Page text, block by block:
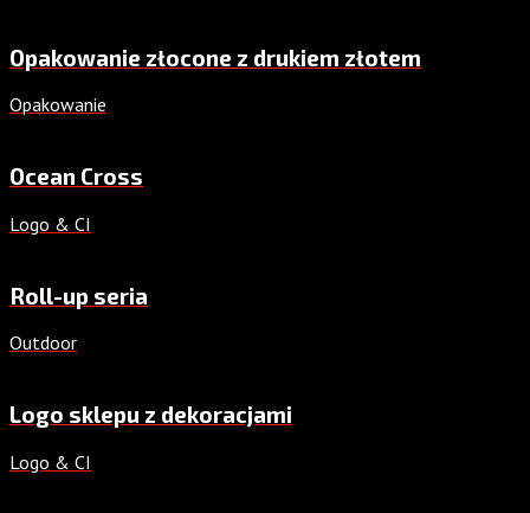
Opakowanie złocone z drukiem złotem
Opakowanie
Ocean Cross
Logo & CI
Roll-up seria
Outdoor
Logo sklepu z dekoracjami
Logo & CI